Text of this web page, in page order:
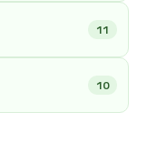
11
10